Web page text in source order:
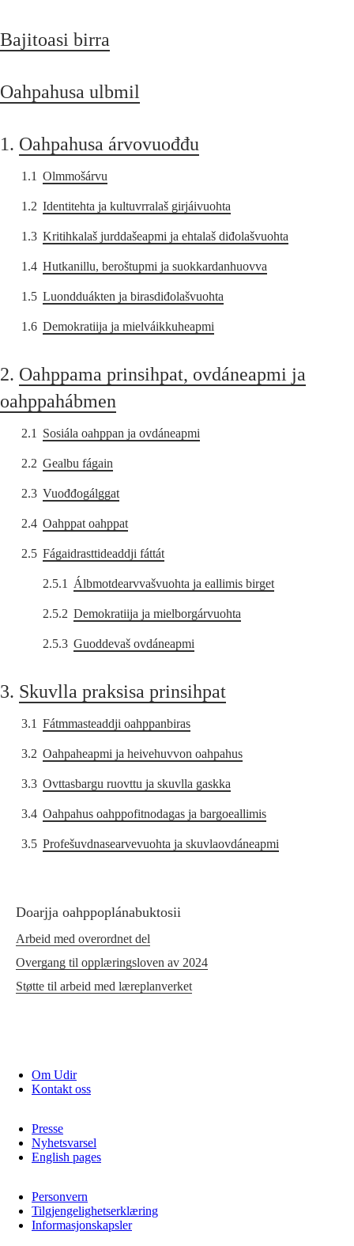
Bajitoasi birra
Oahpahusa ulbmil
1. Oahpahusa árvovuođđu
1.1 Olmmošárvu
1.2 Identitehta ja kultuvrralaš girjáivuohta
1.3 Kritihkalaš jurddašeapmi ja ehtalaš diđolašvuohta
1.4 Hutkanillu, beroštupmi ja suokkardanhuovva
1.5 Luondduákten ja birasdiđolašvuohta
1.6 Demokratiija ja mielváikkuheapmi
2. Oahppama prinsihpat, ovdáneapmi ja
oahppahábmen
2.1 Sosiála oahppan ja ovdáneapmi
2.2 Gealbu fágain
2.3 Vuođđogálggat
2.4 Oahppat oahppat
2.5 Fágaidrasttideaddji fáttát
2.5.1 Álbmotdearvvašvuohta ja eallimis birget
2.5.2 Demokratiija ja mielborgárvuohta
2.5.3 Guoddevaš ovdáneapmi
3. Skuvlla praksisa prinsihpat
3.1 Fátmmasteaddji oahppanbiras
3.2 Oahpaheapmi ja heivehuvvon oahpahus
3.3 Ovttasbargu ruovttu ja skuvlla gaskka
3.4 Oahpahus oahppofitnodagas ja bargoeallimis
3.5 Profešuvdnasearvevuohta ja skuvlaovdáneapmi
Doarjja oahppoplánabuktosii
Arbeid med overordnet del
Overgang til opplæringsloven av 2024
Støtte til arbeid med læreplanverket
Om Udir
Kontakt oss
Presse
Nyhetsvarsel
English pages
Personvern
Tilgjengelighetserklæring
Informasjonskapsler